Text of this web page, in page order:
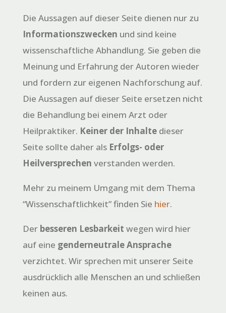
Die Aussagen auf dieser Seite dienen nur zu
Informationszwecken und sind keine
wissenschaftliche Abhandlung. Sie geben die
Meinung und Erfahrung der Autoren wieder
und fordern zur eigenen Nachforschung auf.
Die Aussagen auf dieser Seite ersetzen nicht
die Behandlung bei einem Arzt oder
Heilpraktiker. Keiner der Inhaltedieser
Seite sollte daher als Erfolgs- oder
Heilversprechen verstanden werden.
Mehr zu meinem Umgang mit dem Thema
“Wissenschaftlichkeit” finden Sie hier.
Der besseren Lesbarkeit wegen wird hier
auf eine genderneutrale Ansprache
verzichtet. Wir sprechen mit unserer Seite
ausdrücklich alle Menschen an und schließen
keinen aus.